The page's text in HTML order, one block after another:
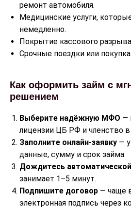
ремонт автомобиля.
Медицинские услуги,
немедленно.
Покрытие кассового
Срочные поездки или
Как оформить займ с
решением
Выберите надёжную МФО —
лицензии ЦБ РФ и членство
Заполните онлайн‑заявку —
данные, сумму и срок займа.
Дождитесь
занимает 1–5 минут.
Подпишите договор — чаще
электронная подпись через